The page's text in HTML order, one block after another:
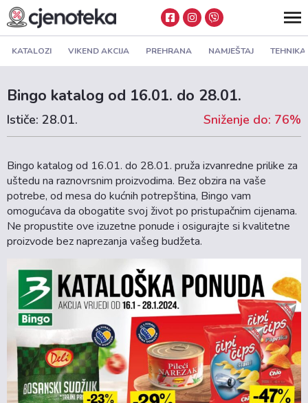
KATALOZI VIKEND AKCIJA PREHRANA NAMJEŠTAJ TEHNIKA
Bingo katalog od 16.01. do 28.01.
Ističe: 28.01. Sniženje do: 76%
Bingo katalog od 16.01. do 28.01. pruža izvanredne prilike za
uštedu na raznovrsnim proizvodima. Bez obzira na vaše
potrebe, od mesa do kućnih potrepština, Bingo vam
omogućava da obogatite svoj život po pristupačnim cijenama.
Ne propustite ove izuzetne ponude i osigurajte si kvalitetne
proizvode bez naprezanja vašeg budžeta.